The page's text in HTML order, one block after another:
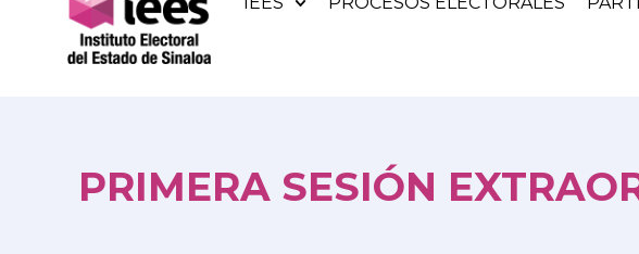
PRIMERA SESIÓN